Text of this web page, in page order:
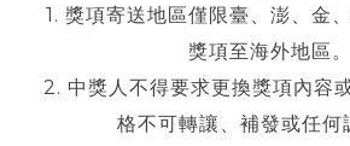
1. 獎項寄送地區僅限臺、澎、金
獎項至海外地區。
2. 中獎人不得要求更換獎項內容
格不可轉讓、補發或任何